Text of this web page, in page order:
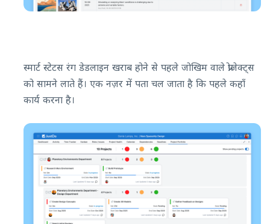
स्मार्ट स्टेटस रंग डेडलाइन खराब होने से पहले जोखिम वाले प्रोजेक्ट्स
को सामने लाते हैं। एक नज़र में पता चल जाता है कि पहले कहाँ
कार्य करना है।